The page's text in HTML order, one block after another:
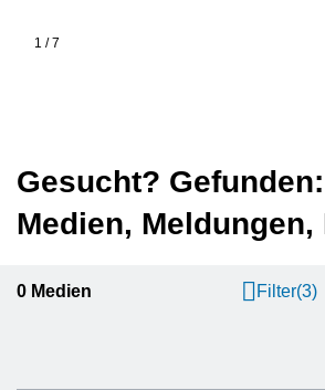
1 /7
Gesucht? Gefunden:
Medien, Meldungen,
0 Medien Filter(3)